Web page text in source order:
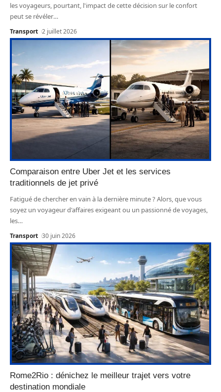
les voyageurs, pourtant, l'impact de cette décision sur le confort
peut se révéler…
Transport 2 juillet 2026
Comparaison entre Uber Jet et les services
traditionnels de jet privé
Fatigué de chercher en vain à la dernière minute ? Alors, que vous
soyez un voyageur d'affaires exigeant ou un passionné de voyages,
les…
Transport 30 juin 2026
Rome2Rio : dénichez le meilleur trajet vers votre
destination mondiale